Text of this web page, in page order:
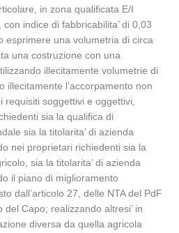
in zona qualificata E/I
indice di fabbricabilita’ di 0,03
esprimere una volumetria di circa
una costruzione con una
illecitamente volumetrie di
illecitamente l’accorpamento non
soggettivi e oggettivi,
sia la qualifica di
sia la titolarita’ di azienda
nei proprietari richiedenti sia la
sia la titolarita’ di azienda
il piano di miglioramento
dall’articolo 27, delle NTA del PdF
Capo; realizzando altresi’ in
diversa da quella agricola